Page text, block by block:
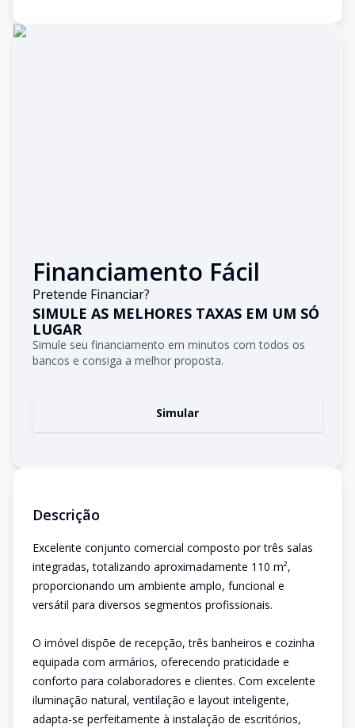
Financiamento Fácil
Pretende Financiar?
SIMULE AS MELHORES TAXAS EM UM SÓ
LUGAR
Simule seu financiamento em minutos com todos os
bancos e consiga a melhor proposta.
Simular
Descrição
Excelente conjunto comercial composto por três salas
integradas, totalizando aproximadamente 110 m²,
proporcionando um ambiente amplo, funcional e
versátil para diversos segmentos profissionais.
O imóvel dispõe de recepção, três banheiros e cozinha
equipada com armários, oferecendo praticidade e
conforto para colaboradores e clientes. Com excelente
iluminação natural, ventilação e layout inteligente,
adapta-se perfeitamente à instalação de escritórios,